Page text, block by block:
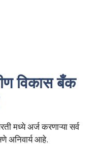
विकास बँक
मध्ये अर्ज करणाऱ्या सर्व
अनिवार्य आहे.